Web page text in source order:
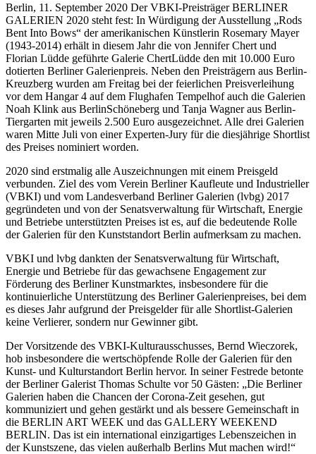
Berlin, 11. September 2020 Der VBKI-Preisträger BERLINER
GALERIEN 2020 steht fest: In Würdigung der Ausstellung „Rods
Bent Into Bows“ der amerikanischen Künstlerin Rosemary Mayer
(1943-2014) erhält in diesem Jahr die von Jennifer Chert und
Florian Lüdde geführte Galerie ChertLüdde den mit 10.000 Euro
dotierten Berliner Galerienpreis. Neben den Preisträgern aus Berlin-
Kreuzberg wurden am Freitag bei der feierlichen Preisverleihung
vor dem Hangar 4 auf dem Flughafen Tempelhof auch die Galerien
Noah Klink aus BerlinSchöneberg und Tanja Wagner aus Berlin-
Tiergarten mit jeweils 2.500 Euro ausgezeichnet. Alle drei Galerien
waren Mitte Juli von einer Experten-Jury für die diesjährige Shortlist
des Preises nominiert worden.
2020 sind erstmalig alle Auszeichnungen mit einem Preisgeld
verbunden. Ziel des vom Verein Berliner Kaufleute und Industrieller
(VBKI) und vom Landesverband Berliner Galerien (lvbg) 2017
gegründeten und von der Senatsverwaltung für Wirtschaft, Energie
und Betriebe unterstützten Preises ist es, auf die bedeutende Rolle
der Galerien für den Kunststandort Berlin aufmerksam zu machen.
VBKI und lvbg dankten der Senatsverwaltung für Wirtschaft,
Energie und Betriebe für das gewachsene Engagement zur
Förderung des Berliner Kunstmarktes, insbesondere für die
kontinuierliche Unterstützung des Berliner Galerienpreises, bei dem
es dieses Jahr aufgrund der Preisgelder für alle Shortlist-Galerien
keine Verlierer, sondern nur Gewinner gibt.
Der Vorsitzende des VBKI-Kulturausschusses, Bernd Wieczorek,
hob insbesondere die wertschöpfende Rolle der Galerien für den
Kunst- und Kulturstandort Berlin hervor. In seiner Festrede betonte
der Berliner Galerist Thomas Schulte vor 50 Gästen: „Die Berliner
Galerien haben die Chancen der Corona-Zeit gesehen, gut
kommuniziert und gehen gestärkt und als bessere Gemeinschaft in
die BERLIN ART WEEK und das GALLERY WEEKEND
BERLIN. Das ist ein international einzigartiges Lebenszeichen in
der Kunstszene, das vielen außerhalb Berlins Mut machen wird!“